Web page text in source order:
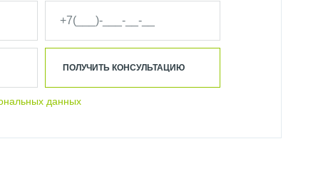
данных
ПОЛУЧИТЬ КОНСУЛЬТАЦИЮ